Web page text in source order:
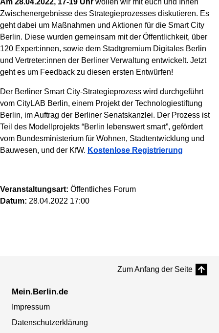
Zwischenergebnisse des Strategieprozesses diskutieren. Es
geht dabei um Maßnahmen und Aktionen für die Smart City
Berlin. Diese wurden gemeinsam mit der Öffentlichkeit, über
120 Expert:innen, sowie dem Stadtgremium Digitales Berlin
und Vertreter:innen der Berliner Verwaltung entwickelt. Jetzt
geht es um Feedback zu diesen ersten Entwürfen!
Der Berliner Smart City-Strategieprozess wird durchgeführt
vom CityLAB Berlin, einem Projekt der Technologiestiftung
Berlin, im Auftrag der Berliner Senatskanzlei. Der Prozess ist
Teil des Modellprojekts “Berlin lebenswert smart”, gefördert
vom Bundesministerium für Wohnen, Stadtentwicklung und
Bauwesen, und der KfW. Kostenlose Registrierung
Veranstaltungsart: Öffentliches Forum
Datum: 28.04.2022 17:00
Zum Anfang der Seite
Mein.Berlin.de
Impressum
Datenschutzerklärung